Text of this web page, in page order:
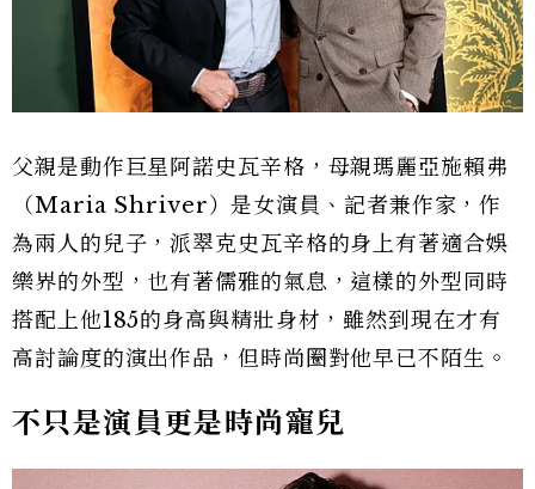
父親是動作巨星阿諾史瓦辛格，母親瑪麗亞施賴弗
（Maria Shriver）是女演員、記者兼作家，作
為兩人的兒子，派翠克史瓦辛格的身上有著適合娛
樂界的外型，也有著儒雅的氣息，這樣的外型同時
搭配上他185的身高與精壯身材，雖然到現在才有
高討論度的演出作品，但時尚圈對他早已不陌生。
不只是演員更是時尚寵兒